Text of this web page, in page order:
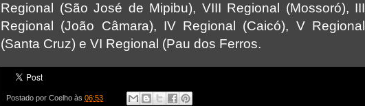
Regional (São José de Mipibu), VIII Regional (Mossoró), III
Regional (João Câmara), IV Regional (Caicó), V Regional
(Santa Cruz) e VI Regional (Pau dos Ferros.
Postado por Coelho às 06:53